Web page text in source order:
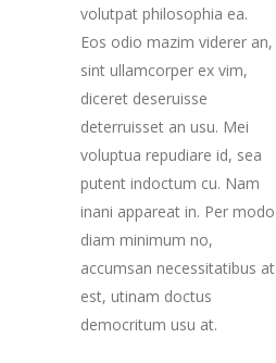
volutpat philosophia ea.
Eos odio mazim viderer an,
sint ullamcorper ex vim,
diceret deseruisse
deterruisset an usu. Mei
voluptua repudiare id, sea
putent indoctum cu. Nam
inani appareat in. Per modo
diam minimum no,
accumsan necessitatibus at
est, utinam doctus
democritum usu at.